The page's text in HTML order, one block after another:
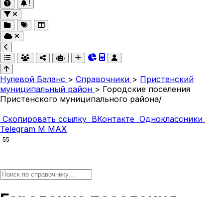
Нулевой Баланс > Справочники > Пристенский
муниципальный район > Городские поселения
Пристенского муниципального района/
Скопировать ссылку ВКонтакте Одноклассники
Telegram M MAX
55